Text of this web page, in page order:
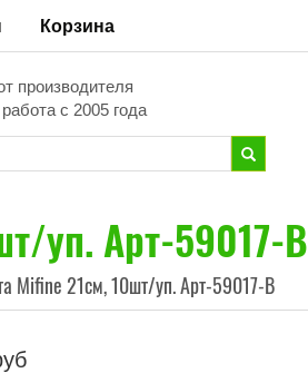
Корзина
производителя
с 2005 года
уп. Арт-59017-В
Mifine 21см, 10шт/уп. Арт-59017-В